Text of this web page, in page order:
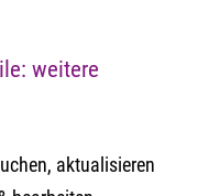
weitere
aktualisieren